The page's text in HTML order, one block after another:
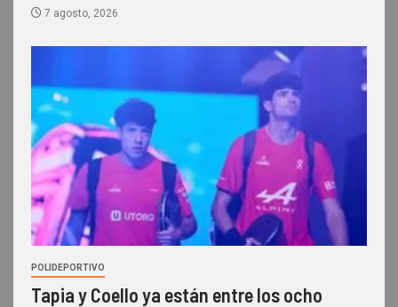
7 agosto, 2026
POLIDEPORTIVO
Tapia y Coello ya están entre los ocho